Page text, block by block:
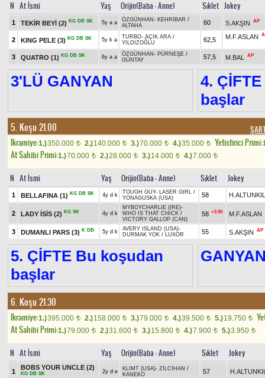
N At İsmi Yaş Orijin(Baba - Anne) Sıklet Jokey
1 TEKİR BEYİ (2) KG DB SK 5y a a ÖZGÜNHAN - KEHRİBAR /
ALTAHA
60 S.AKŞIN AP
2 KING PELE (3) KG DB SK 5y k a TURBO- AÇIK ARA /
YILDIZOĞLU
62,5 M.F.ASLAN
3 QUATRO (1) KG DB SK 6y a a ÖZGÜNHAN - PÜRNEŞE /
GÜNTAY
57,5 M.BAL AP
3'LÜ GANYAN
4.
başlar
5. Koşu 21.00
Ikramiye:1.)350.000 t 2.)140.000 t 3.)70.000 t 4.)35.000 t Yetistirici Primi:
At Sahibi Primi:1.)70.000 t 2.)28.000 t 3.)14.000 t 4.)7.000 t
N At İsmi Yaş Orijin(Baba - Anne) Sıklet Jokey
1 BELLAFINA (1) KG DB SK 4y d k TOUGH GUY- LASER GIRL /
YONAGUSKA (USA)
58
2 LADY İSİS (2) KG SK 4y d k
MYBOYCHARLIE (IRE)-
WHO IS THAT CHICK /
VICTORY GALLOP (CAN)
58 +2.00 M.F.ASLAN
3 DUMANLI PARS (3) K DB 5y d k AVERY ISLAND (USA)-
DURMAK YOK / LUXOR 55 S.AKŞIN AP
5. ÇİFTE Bu koşudan
başlar
6. Koşu 21.30
Ikramiye:1.)395.000 t 2.)158.000 t 3.)79.000 t 4.)39.500 t 5.)19.750 t
At Sahibi Primi:1.)79.000 t 2.)31.600 t 3.)15.800 t 4.)7.900 t 5.)3.950 t
N At İsmi Yaş Orijin(Baba - Anne) Sıklet Jokey
1
BOBS YOUR UNCLE (2)
KG DB SK 2y d e KLIMT (USA)- ZİLCİHAN /
KANEKO
57